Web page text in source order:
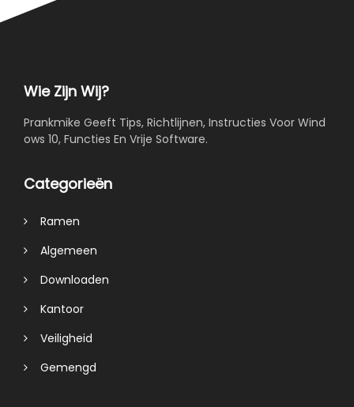
Wie Zijn Wij?
Prankmike Geeft Tips, Richtlijnen, Instructies Voor Wind
ows 10, Functies En Vrije Software.
Categorieën
Ramen
Algemeen
Downloaden
Kantoor
Veiligheid
Gemengd